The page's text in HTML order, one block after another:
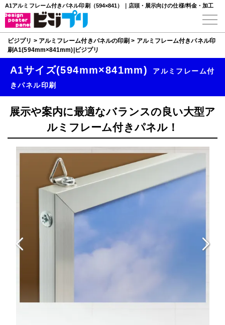
A1アルミフレーム付きパネル印刷（594×841）｜店頭・展示向けの仕様/料金・加工
ビジプリ > アルミフレーム付きパネルの印刷 > アルミフレーム付きパネル印
刷A1(594mm×841mm)|ビジプリ
A1サイズ(594mm×841mm)
アルミフレーム付
きパネル印刷
展示や案内に最適なバランスの良い大型ア
ルミフレーム付きパネル！